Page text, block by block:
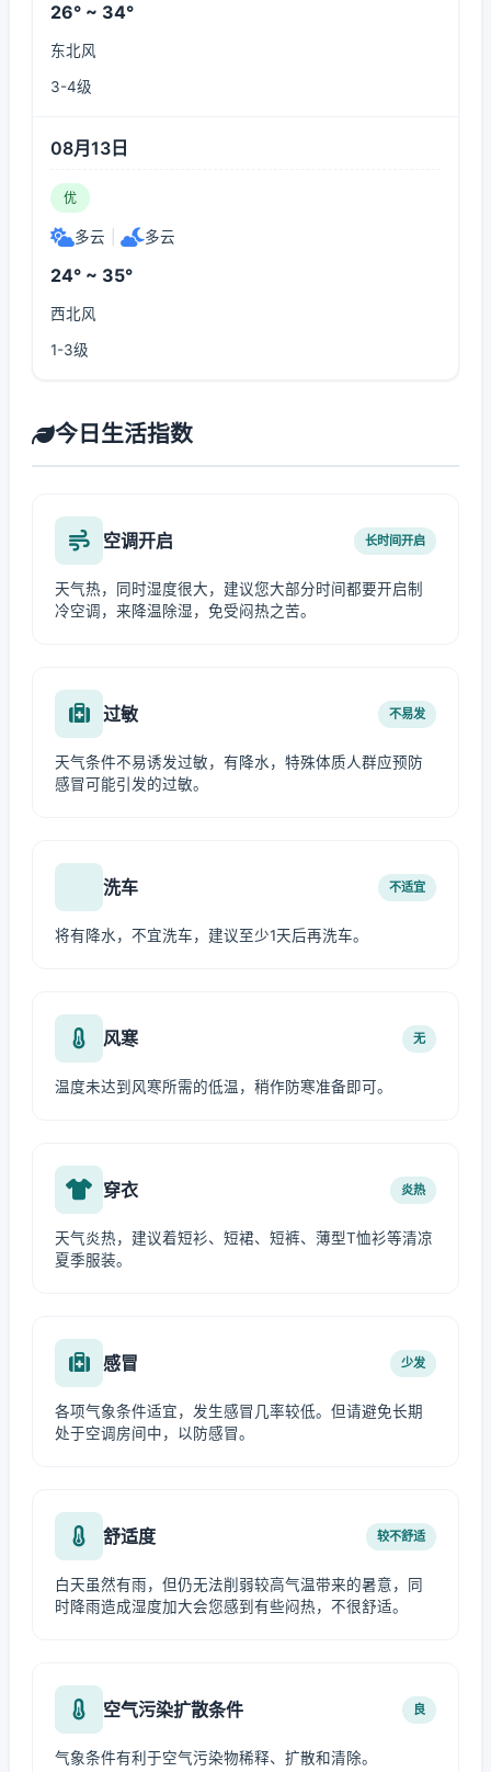
26° ~ 34°
东北风
3-4级
08月13日
优
多云 多云
24° ~ 35°
西北风
1-3级
今日生活指数
空调开启 长时间开启
天气热，同时湿度很大，建议您大部分时间都要开启制
冷空调，来降温除湿，免受闷热之苦。
过敏 不易发
天气条件不易诱发过敏，有降水，特殊体质人群应预防
感冒可能引发的过敏。
洗车 不适宜
将有降水，不宜洗车，建议至少1天后再洗车。
风寒 无
温度未达到风寒所需的低温，稍作防寒准备即可。
穿衣 炎热
天气炎热，建议着短衫、短裙、短裤、薄型T恤衫等清凉
夏季服装。
感冒 少发
各项气象条件适宜，发生感冒几率较低。但请避免长期
处于空调房间中，以防感冒。
舒适度 较不舒适
白天虽然有雨，但仍无法削弱较高气温带来的暑意，同
时降雨造成湿度加大会您感到有些闷热，不很舒适。
空气污染扩散条件 良
气象条件有利于空气污染物稀释、扩散和清除。